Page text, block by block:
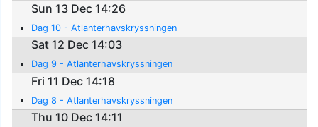
Sun 13 Dec 14:26
Dag 10 - Atlanterhavskryssningen
Sat 12 Dec 14:03
Dag 9 - Atlanterhavskryssningen
Fri 11 Dec 14:18
Dag 8 - Atlanterhavskryssningen
Thu 10 Dec 14:11